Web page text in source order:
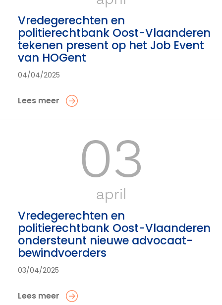
Vredegerechten en
politierechtbank Oost-Vlaanderen
tekenen present op het Job Event
van HOGent
04/04/2025
Lees meer
03
april
Vredegerechten en
politierechtbank Oost-Vlaanderen
ondersteunt nieuwe advocaat-
bewindvoerders
03/04/2025
Lees meer